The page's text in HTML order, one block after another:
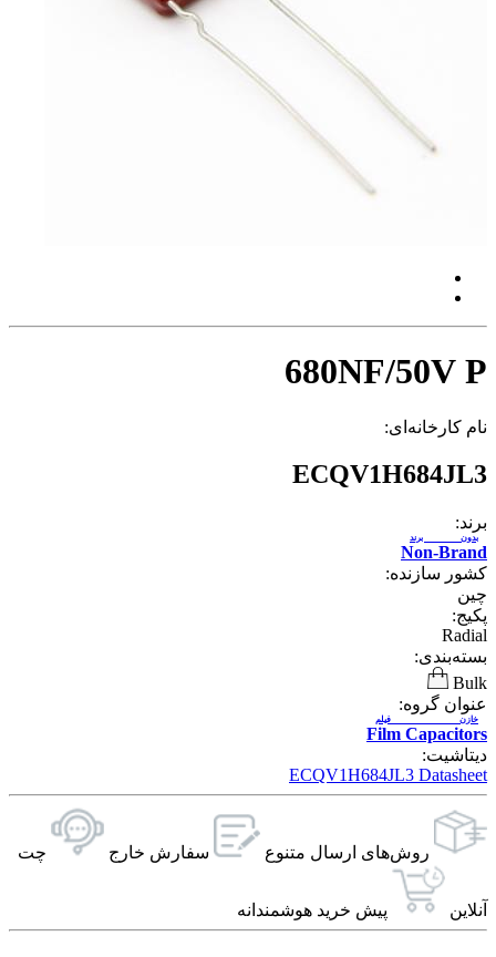
680NF/50V P
نام کارخانه‌ای:
ECQV1H684JL3
برند:
Non-Brand
بدون برند
کشور سازنده:
چین
پکیج:
Radial
بسته‌بندی:
Bulk
عنوان گروه:
Film Capacitors
خازن فیلم
دیتاشیت:
ECQV1H684JL3 Datasheet
روش‌های ارسال‌ متنوع سفارش خارج چت
آنلاین پیش خرید هوشمندانه